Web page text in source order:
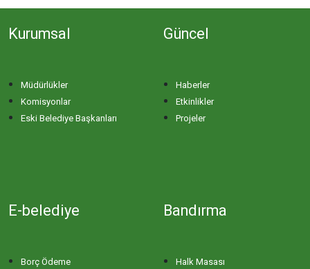
ESKİZİRAATLİ MAHALLESİ
GÜNAYDIN MAHALLESİ
Kurumsal
Müdürlükler
Komisyonlar
Eski Belediye Başkanları
Güncel
Haberler
Etkinlikler
Projeler
E-belediye
Borç Ödeme
Bandırma
Halk Masası